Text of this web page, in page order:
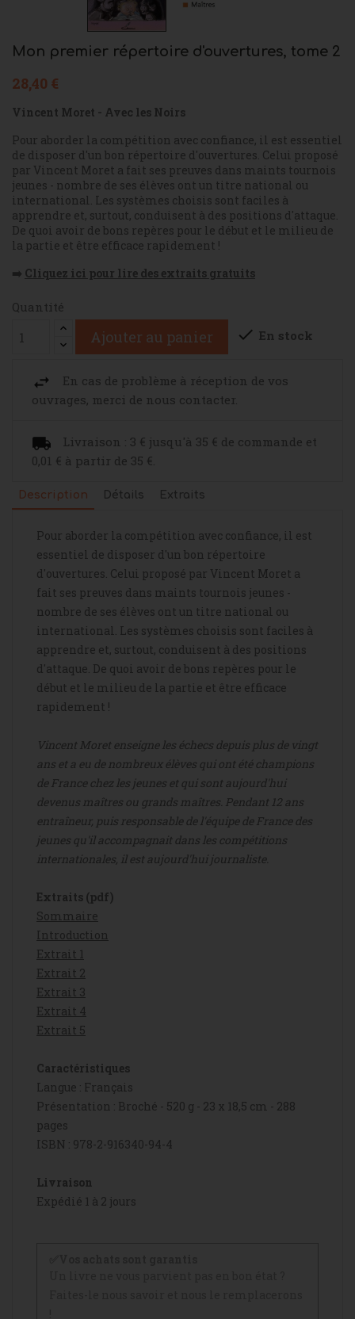
Mon premier répertoire d'ouvertures, tome 2
28,40 €
Vincent Moret - Avec les Noirs
Pour aborder la compétition avec confiance, il est essentiel
de disposer d'un bon répertoire d'ouvertures. Celui proposé
par Vincent Moret a fait ses preuves dans maints tournois
jeunes - nombre de ses élèves ont un titre national ou
international. Les systèmes choisis sont faciles à
apprendre et, surtout, conduisent à des positions d'attaque.
De quoi avoir de bons repères pour le début et le milieu de
la partie et être efficace rapidement !
➡️ Cliquez ici pour lire des extraits gratuits
Quantité
Ajouter au panier  En stock
En cas de problème à réception de vos
ouvrages, merci de nous contacter.
Livraison : 3 € jusqu'à 35 € de commande et
0,01 € à partir de 35 €.
Description Détails Extraits
Pour aborder la compétition avec confiance, il est
essentiel de disposer d'un bon répertoire
d'ouvertures. Celui proposé par Vincent Moret a
fait ses preuves dans maints tournois jeunes -
nombre de ses élèves ont un titre national ou
international. Les systèmes choisis sont faciles à
apprendre et, surtout, conduisent à des positions
d'attaque. De quoi avoir de bons repères pour le
début et le milieu de la partie et être efficace
rapidement !
Vincent Moret enseigne les échecs depuis plus de vingt
ans et a eu de nombreux élèves qui ont été champions
de France chez les jeunes et qui sont aujourd'hui
devenus maîtres ou grands maîtres. Pendant 12 ans
entraîneur, puis responsable de l'équipe de France des
jeunes qu'il accompagnait dans les compétitions
internationales, il est aujourd'hui journaliste.
Extraits (pdf)
Sommaire
Introduction
Extrait 1
Extrait 2
Extrait 3
Extrait 4
Extrait 5
Caractéristiques
Langue : Français
Présentation : Broché - 520 g - 23 x 18,5 cm - 288
pages
ISBN : 978-2-916340-94-4
Livraison
Expédié 1 à 2 jours